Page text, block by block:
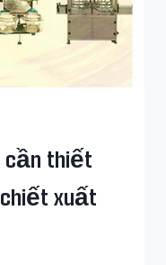
cần thiết
xuất